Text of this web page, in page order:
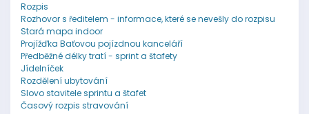
Rozpis
Rozhovor s ředitelem - informace, které se nevešly do rozpisu
Stará mapa indoor
Projížďka Baťovou pojízdnou kanceláří
Předběžné délky tratí - sprint a štafety
Jídelníček
Rozdělení ubytování
Slovo stavitele sprintu a štafet
Časový rozpis stravování